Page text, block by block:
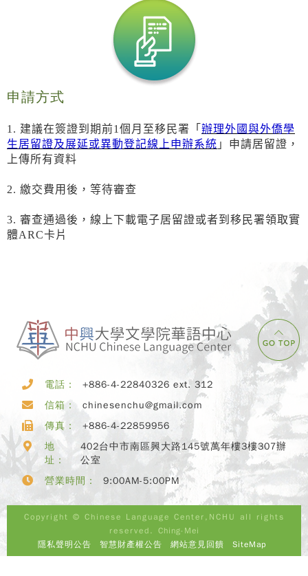
申請方式
1. 建議在簽證到期前1個月至移民署「 辦理外國與外僑學
生居留證及展延或異動登記線上申辦系統 」申請居留證，
上傳所有資料
2. 繳交費用後， 等待審查
3. 審查通過後，線上下載電子居留證或者到移民署領取實
體ARC卡片
電話：
+886-4-22840326 ext. 312
信箱：
chinesenchu@gmail.com
傳真：
+886-4-22859956
地
址：
402台中市南區興大路145號萬年樓3樓307辦
公室
營業時間：
9:00AM-5:00PM
Copyright © Chinese Language Center,NCHU all rights
reserved. Ching-Mei
隱私聲明公告
智慧財產權公告 網站意見回饋 SiteMap